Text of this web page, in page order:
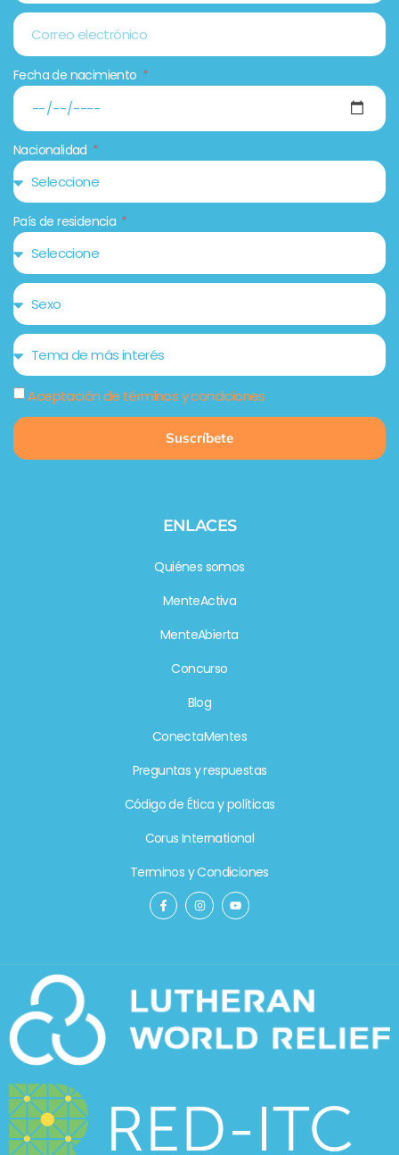
Fecha de nacimiento
Nacionalidad
País de residencia
Aceptación de términos y condiciones
Suscríbete
ENLACES
Quiénes somos
MenteActiva
MenteAbierta
Concurso
Blog
ConectaMentes
Preguntas y respuestas
Código de Ética y políticas
Corus International
Terminos y Condiciones